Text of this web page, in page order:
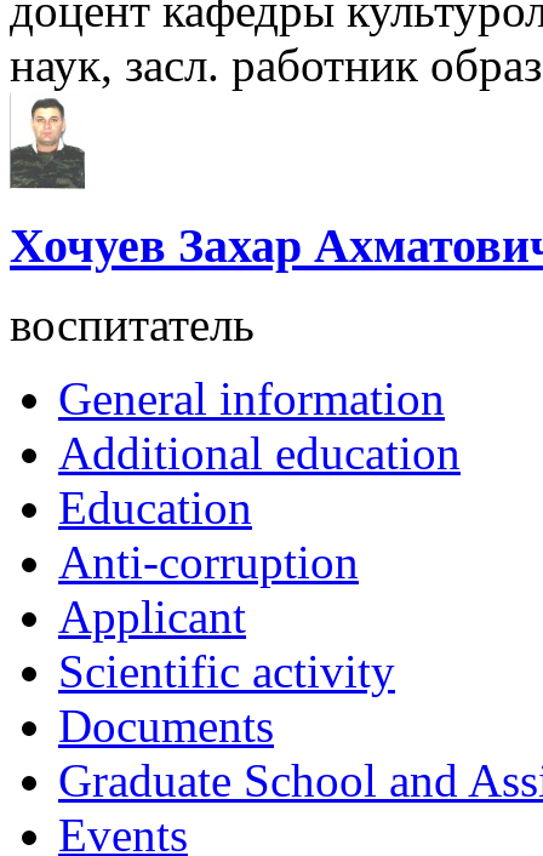
наук, засл. работник
Хочуев Захар
воспитатель
General information
Additional education
Education
Anti-corruption
Applicant
Scientific activity
Documents
Graduate School and
Events